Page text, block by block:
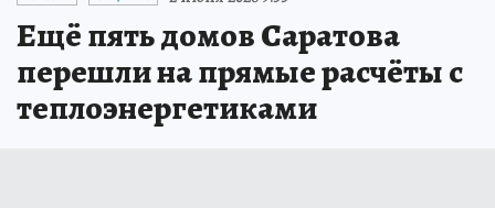
Ещё пять домов Саратова
перешли на прямые расчёты с
теплоэнергетиками